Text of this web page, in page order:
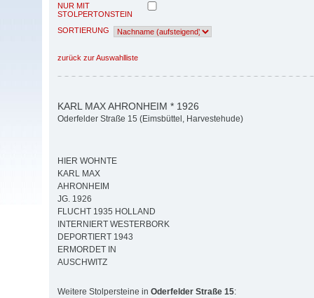
NUR MIT
STOLPERTONSTEIN
SORTIERUNG
zurück zur Auswahlliste
KARL MAX AHRONHEIM * 1926
Oderfelder Straße 15 (Eimsbüttel, Harvestehude)
HIER WOHNTE
KARL MAX
AHRONHEIM
JG. 1926
FLUCHT 1935 HOLLAND
INTERNIERT WESTERBORK
DEPORTIERT 1943
ERMORDET IN
AUSCHWITZ
Weitere Stolpersteine in Oderfelder Straße 15: